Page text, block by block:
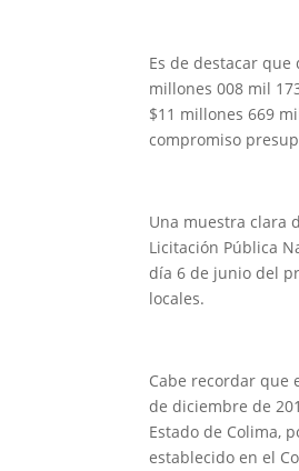
Es de destacar
millones 008 mil
$11 millones 669
compromiso
Una muestra clara
Licitación Pública
día 6 de junio del
locales.
Cabe recordar que
de diciembre de
Estado de Colima,
establecido en el